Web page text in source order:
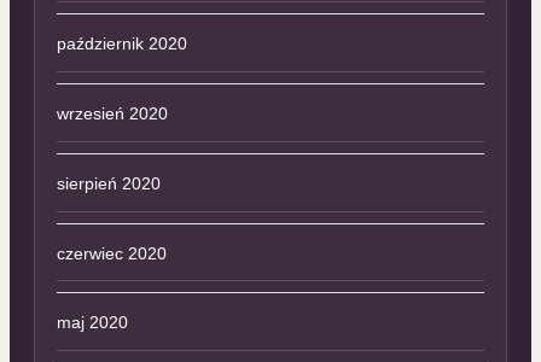
październik 2020
wrzesień 2020
sierpień 2020
czerwiec 2020
maj 2020